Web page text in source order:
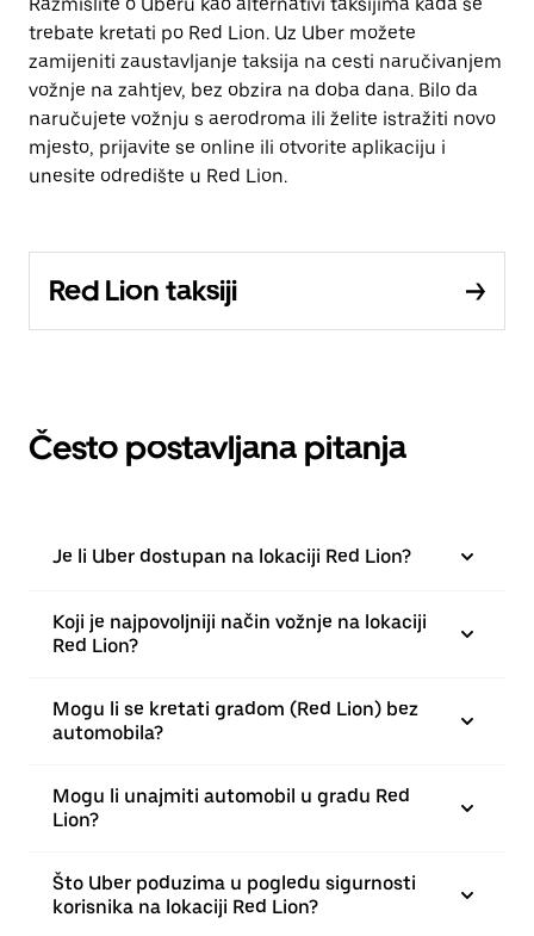
trebate kretati po Red Lion. Uz Uber možete
zamijeniti zaustavljanje taksija na cesti naručivanjem
vožnje na zahtjev, bez obzira na doba dana. Bilo da
naručujete vožnju s aerodroma ili želite istražiti novo
mjesto, prijavite se online ili otvorite aplikaciju i
unesite odredište u Red Lion.
Red Lion taksiji
Često postavljana pitanja
Je li Uber dostupan na lokaciji Red Lion?
Koji je najpovoljniji način vožnje na lokaciji
Red Lion?
Mogu li se kretati gradom (Red Lion) bez
automobila?
Mogu li unajmiti automobil u gradu Red
Lion?
Što Uber poduzima u pogledu sigurnosti
korisnika na lokaciji Red Lion?